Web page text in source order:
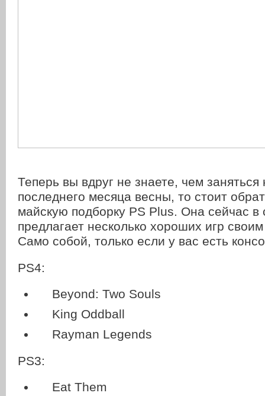
Теперь вы вдруг не знаете, чем заняться
последнего месяца весны, то стоит
майскую подборку PS Plus. Она сейчас в
предлагает несколько хороших игр
Само собой, только если у вас есть
PS4:
Beyond: Two Souls
King Oddball
Rayman Legends
PS3:
Eat Them